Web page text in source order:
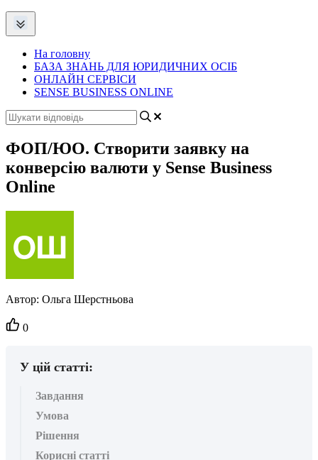
На головну
БАЗА ЗНАНЬ ДЛЯ ЮРИДИЧНИХ ОСІБ
ОНЛАЙН СЕРВІСИ
SENSE BUSINESS ONLINE
ФОП/ЮО. Створити заявку на
конверсію валюти у Sense Business
Online
Автор: Ольга Шерстньова
Кількість
вподобайок:
0
У цій статті:
Завдання
Умова
Рішення
Корисні статті